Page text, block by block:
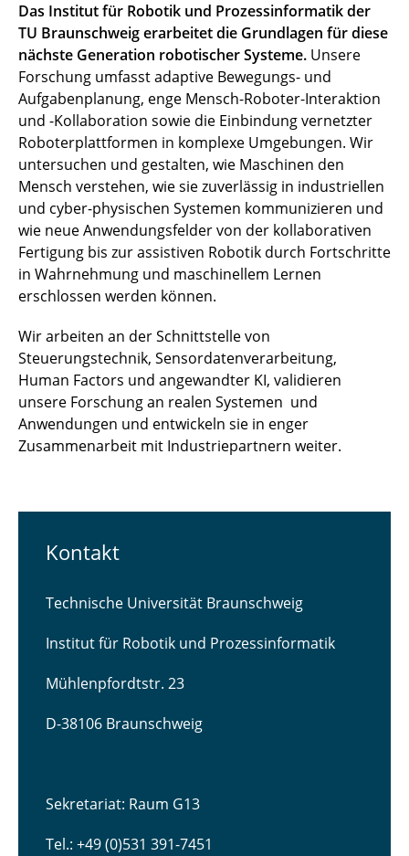
Das Institut für Robotik und Prozessinformatik der
TU Braunschweig erarbeitet die Grundlagen für diese
nächste Generation robotischer Systeme. Unsere
Forschung umfasst adaptive Bewegungs- und
Aufgabenplanung, enge Mensch-Roboter-Interaktion
und -Kollaboration sowie die Einbindung vernetzter
Roboterplattformen in komplexe Umgebungen. Wir
untersuchen und gestalten, wie Maschinen den
Mensch verstehen, wie sie zuverlässig in industriellen
und cyber-physischen Systemen kommunizieren und
wie neue Anwendungsfelder von der kollaborativen
Fertigung bis zur assistiven Robotik durch Fortschritte
in Wahrnehmung und maschinellem Lernen
erschlossen werden können.
Wir arbeiten an der Schnittstelle von
Steuerungstechnik, Sensordatenverarbeitung,
Human Factors und angewandter KI, validieren
unsere Forschung an realen Systemen und
Anwendungen und entwickeln sie in enger
Zusammenarbeit mit Industriepartnern weiter.
Kontakt
Technische Universität Braunschweig
Institut für Robotik und Prozessinformatik
Mühlenpfordtstr. 23
D-38106 Braunschweig
Sekretariat: Raum G13
Tel.: +49 (0)531 391-7451